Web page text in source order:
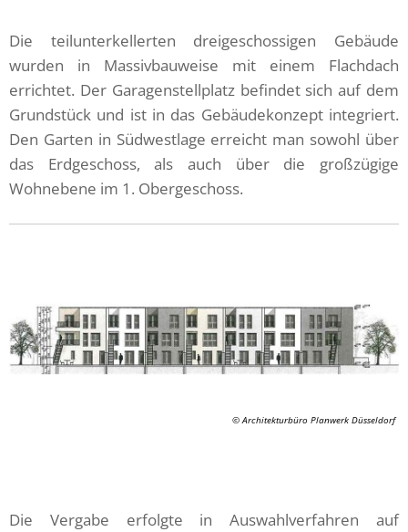
Die teilunterkellerten dreigeschossigen Gebäude
wurden in Massivbauweise mit einem Flachdach
errichtet. Der Garagenstellplatz befindet sich auf dem
Grundstück und ist in das Gebäudekonzept integriert.
Den Garten in Südwestlage erreicht man sowohl über
das Erdgeschoss, als auch über die großzügige
Wohnebene im 1. Obergeschoss.
© Architekturbüro Planwerk Düsseldorf
Die Vergabe erfolgte in Auswahlverfahren auf